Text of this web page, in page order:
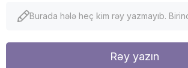
Burada hələ heç kim rəy yazmayıb.
Rəy yazın